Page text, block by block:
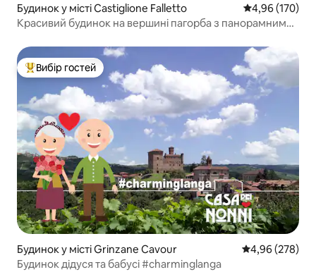
Будинок у місті Castiglione Falletto Середня
4,96 (170)
Красивий будинок на вершині пагорба з панорамним
Топ вибір гостей
Вибір гостей
Будинок у місті Grinzane Cavour Середня
4,96 (278)
Будинок дідуся та бабусі #charminglanga